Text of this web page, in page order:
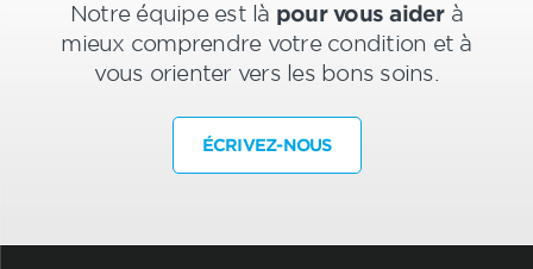
Notre équipe est là pour vous aiderà
mieux comprendre votre condition et à
vous orienter vers les bons soins.
ÉCRIVEZ-NOUS